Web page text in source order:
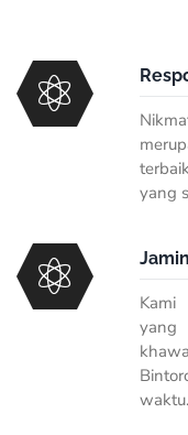
yang
Kami
yang
waktu.